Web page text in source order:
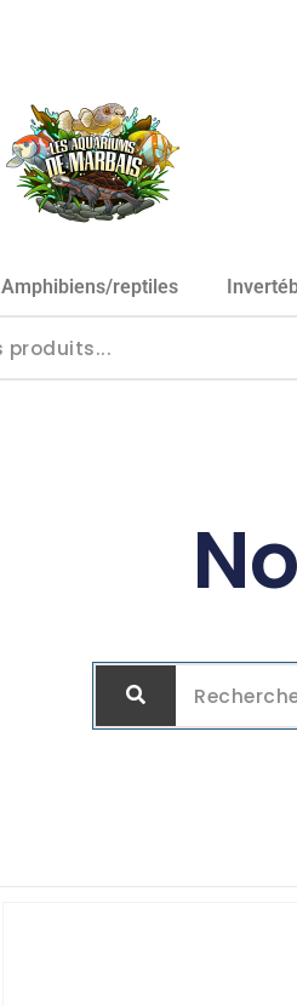
Amphibiens/reptiles